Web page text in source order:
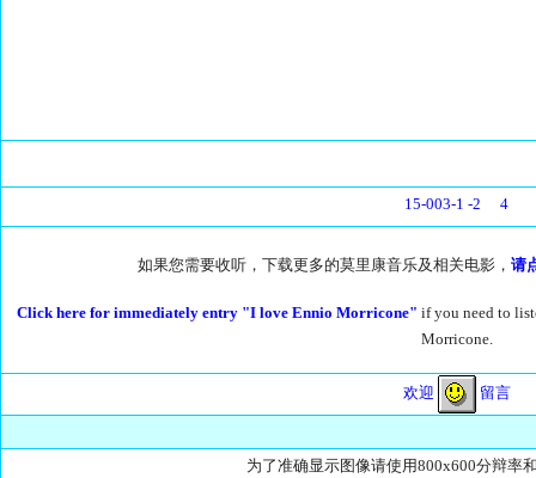
15-003-1 -2 4
如果您需要收听，下载更多的莫里康音乐及相关电影， 请
Click here for immediately entry "I love Ennio Morricone" if you need to
Morricone.
欢迎 留言
为了准确显示图像请使用800x600分辩